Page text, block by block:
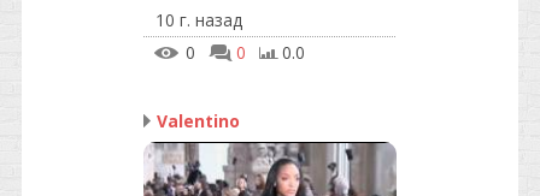
10 г. назад
0
0 0.0
Valentino